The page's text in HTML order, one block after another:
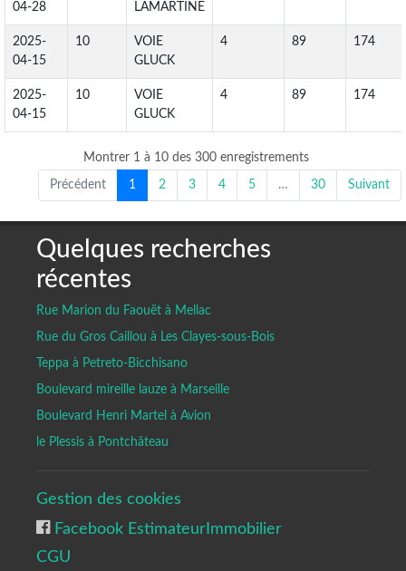
04-28
LAMARTINE
2025-
04-15
10
VOIE
GLUCK
4 89 174
2025-
04-15
10
VOIE
GLUCK
4 89 174
Montrer 1 à 10 des 300 enregistrements
Précédent 1 2 3 4 5 … 30 Suivant
Quelques recherches
récentes
Rue Marion du Faouët à Mellac
Rue du Gros Caillou à Les Clayes-sous-Bois
Teppa à Petreto-Bicchisano
Boulevard mireille lauze à Marseille
Boulevard Henri Martel à Avion
le Plessis à Pontchâteau
Gestion des cookies
Facebook EstimateurImmobilier
CGU